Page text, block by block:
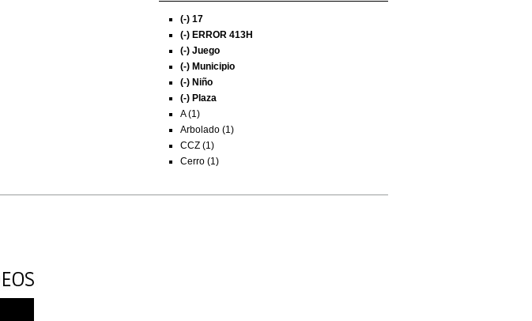
(-) 17
(-) ERROR 413H
(-) Juego
(-) Municipio
(-) Niño
(-) Plaza
A (1)
Arbolado (1)
CCZ (1)
Cerro (1)